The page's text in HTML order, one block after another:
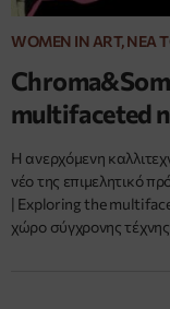
WOMEN IN ART, ΝΈΑ
multifaceted
Η ανερχόμενη
νέο της επιμελητικό
| Exploring the
χώρο σύγχρονης